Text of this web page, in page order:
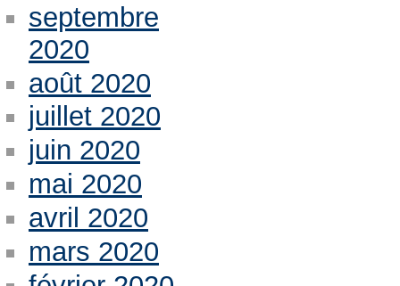
septembre
2020
août 2020
juillet 2020
juin 2020
mai 2020
avril 2020
mars 2020